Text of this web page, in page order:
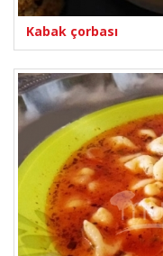
Kabak çorbası